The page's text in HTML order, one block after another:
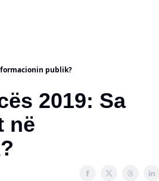
publik?
2019: Sa
në